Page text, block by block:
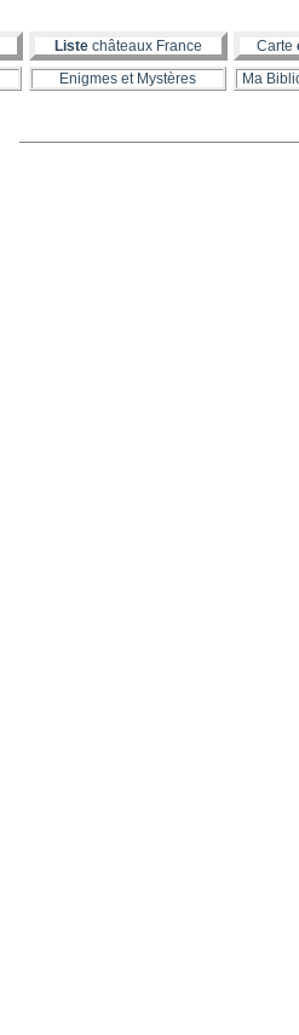
Liste châteaux France Carte
Enigmes et Mystères Ma